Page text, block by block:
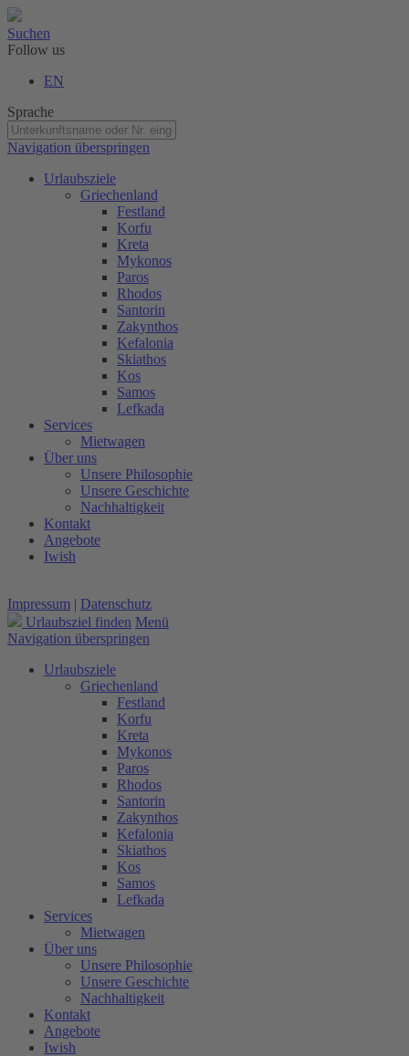
Suchen
Follow us
EN
Sprache
Navigation überspringen
Urlaubsziele
Griechenland
Festland
Korfu
Kreta
Mykonos
Paros
Rhodos
Santorin
Zakynthos
Kefalonia
Skiathos
Kos
Samos
Lefkada
Services
Mietwagen
Über uns
Unsere Philosophie
Unsere Geschichte
Nachhaltigkeit
Kontakt
Angebote
Iwish
Impressum | Datenschutz
Urlaubsziel finden Menü
Navigation überspringen
Urlaubsziele
Griechenland
Festland
Korfu
Kreta
Mykonos
Paros
Rhodos
Santorin
Zakynthos
Kefalonia
Skiathos
Kos
Samos
Lefkada
Services
Mietwagen
Über uns
Unsere Philosophie
Unsere Geschichte
Nachhaltigkeit
Kontakt
Angebote
Iwish